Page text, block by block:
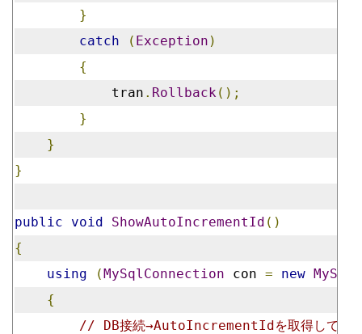
}
catch
( Exception )
{
            tran
. Rollback();
}
}
}
public void ShowAutoIncrementId ()
{
using
(MySqlConnection con = new
{
// DB接続→AutoIncrementIdを取得して表